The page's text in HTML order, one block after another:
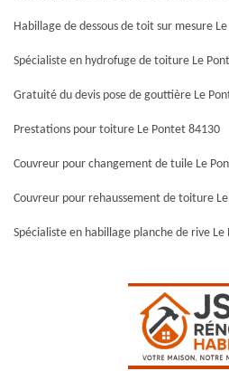
Habillage de dessous de toit sur mesure
Spécialiste en hydrofuge de toiture Le
Gratuité du devis pose de gouttière Le
Prestations pour toiture Le Pontet 84130
Couvreur pour changement de tuile Le
Couvreur pour rehaussement de toiture
Spécialiste en habillage planche de rive